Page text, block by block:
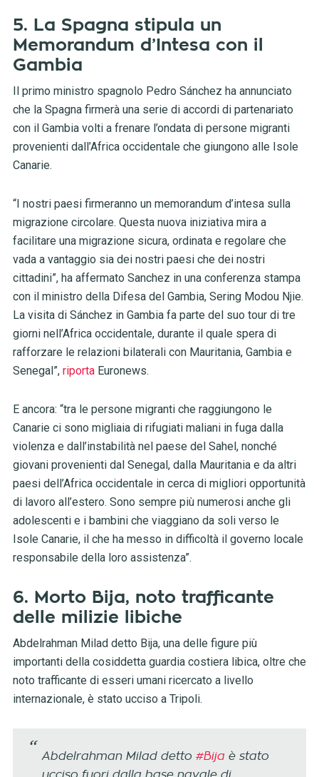
5. La Spagna stipula un
Memorandum d’Intesa con il
Gambia
Il primo ministro spagnolo Pedro Sánchez ha annunciato
che la Spagna firmerà una serie di accordi di partenariato
con il Gambia volti a frenare l’ondata di persone migranti
provenienti dall’Africa occidentale che giungono alle Isole
Canarie.
“I nostri paesi firmeranno un memorandum d’intesa sulla
migrazione circolare. Questa nuova iniziativa mira a
facilitare una migrazione sicura, ordinata e regolare che
vada a vantaggio sia dei nostri paesi che dei nostri
cittadini”, ha affermato Sanchez in una conferenza stampa
con il ministro della Difesa del Gambia, Sering Modou Njie.
La visita di Sánchez in Gambia fa parte del suo tour di tre
giorni nell’Africa occidentale, durante il quale spera di
rafforzare le relazioni bilaterali con Mauritania, Gambia e
Senegal”, riportaEuronews.
E ancora: “tra le persone migranti che raggiungono le
Canarie ci sono migliaia di rifugiati maliani in fuga dalla
violenza e dall’instabilità nel paese del Sahel, nonché
giovani provenienti dal Senegal, dalla Mauritania e da altri
paesi dell’Africa occidentale in cerca di migliori opportunità
di lavoro all’estero. Sono sempre più numerosi anche gli
adolescenti e i bambini che viaggiano da soli verso le
Isole Canarie, il che ha messo in difficoltà il governo locale
responsabile della loro assistenza”.
6. Morto Bija, noto trafficante
delle milizie libiche
Abdelrahman Milad detto Bija, una delle figure più
importanti della cosiddetta guardia costiera libica, oltre che
noto trafficante di esseri umani ricercato a livello
internazionale, è stato ucciso a Tripoli.
Abdelrahman Milad detto #Bijaè stato